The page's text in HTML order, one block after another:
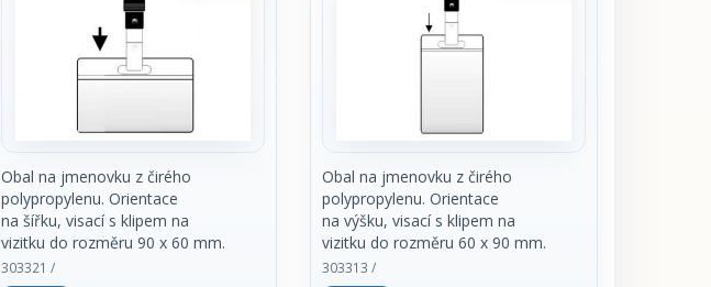
Obal na jmenovku z čirého
polypropylenu. Orientace
na šířku, visací s klipem na
vizitku do rozměru 90 x 60 mm.
Cena za kus.
303321 /
Obal na jmenovku z čirého
polypropylenu. Orientace
na výšku, visací s klipem na
vizitku do rozměru 60 x 90 mm.
Cena za kus.
303313 /